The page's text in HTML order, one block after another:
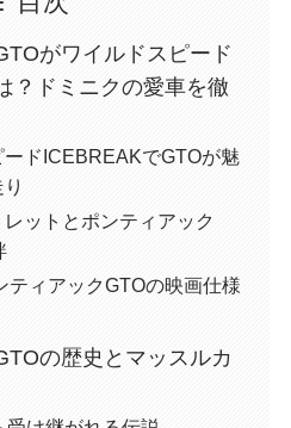
がワイルドスピード
？ドミニクの愛車を徹
ードICEBREAKでGTOが魅
レットとポンティアック
ティアックGTOの映画仕様
の歴史とマッスルカ